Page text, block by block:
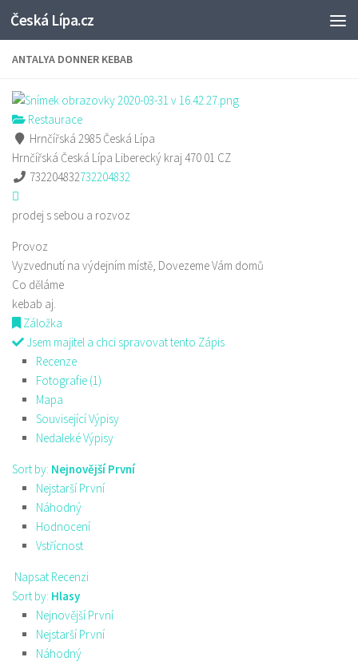
Skip to content
Česká Lípa.cz
ANTALYA DONNER KEBAB
Restaurace
Hrnčířská 2985 Česká Lípa
Hrnčířská Česká Lípa Liberecký kraj470 01 CZ
732204832732204832
prodej s sebou a rozvoz
Provoz
Vyzvednutí na výdejním místě, Dovezeme Vám domů
Co děláme
kebab aj.
Záložka
Jsem majitel a chci spravovat tento Zápis
Recenze
Fotografie (1)
Mapa
Související Výpisy
Nedaleké Výpisy
Sort by: Nejnovější První
Nejstarší První
Náhodný
Hodnocení
Vstřícnost
Napsat Recenzi
Sort by: Hlasy
Nejnovější První
Nejstarší První
Náhodný